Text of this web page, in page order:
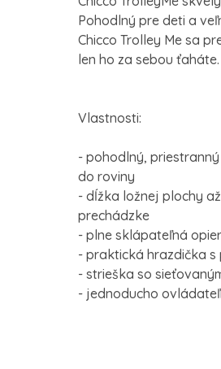
Pohodlný pre deti a
Chicco Trolley Me sa
len ho za sebou ťaháte.
Vlastnosti:
- pohodlný,
do roviny
- dĺžka ložnej plochy
prechádzke
- plne sklápateľná
- praktická hrazdička
- strieška so
- jednoducho